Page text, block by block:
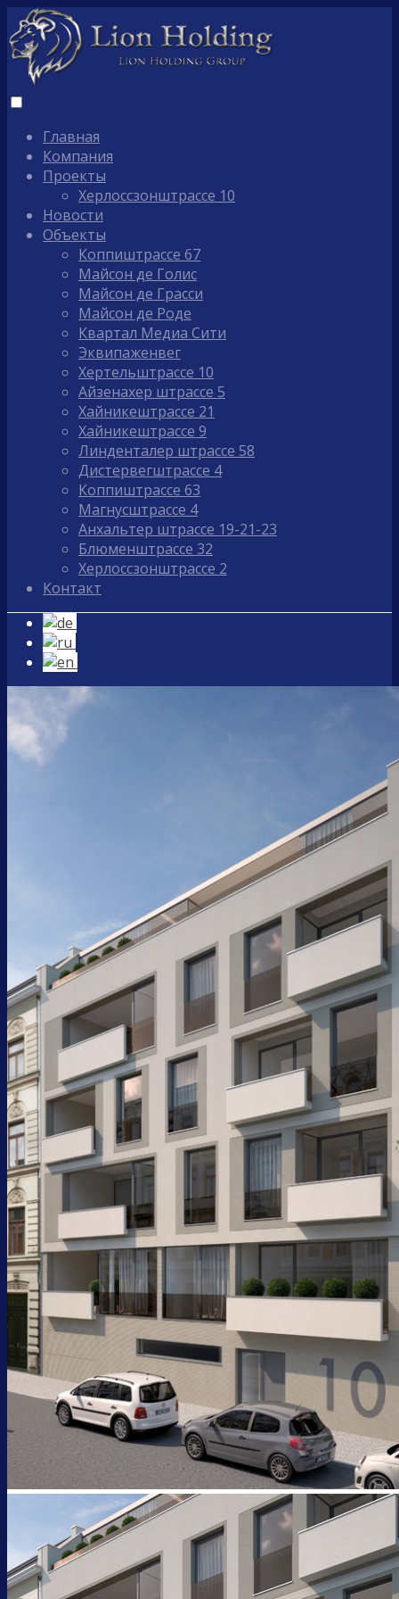
Главная
Компания
Проекты
Херлоссзонштрассе 10
Новости
Oбъекты
Коппиштрассе 67
Майсон де Голис
Майсон де Грасси
Майсон де Роде
Квартал Медиа Сити
Эквипаженвег
Хертельштрассе 10
Айзенахер штрассе 5
Хайникештрассе 21
Хайникештрассе 9
Линденталер штрассе 58
Дистервегштрассе 4
Коппиштрассе 63
Магнусштрассе 4
Анхальтер штрассе 19-21-23
Блюменштрассе 32
Херлоссзонштрассе 2
Контакт